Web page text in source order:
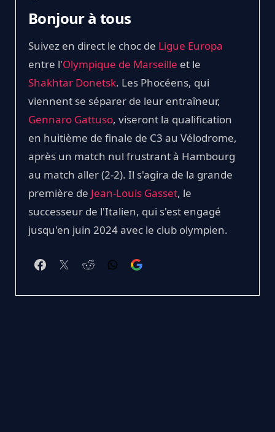
Bonjour à tous
Suivez en direct le choc de Ligue Europa
entre l'Olympique de Marseille et le
Shakhtar Donetsk. Les Phocéens, qui
viennent se séparer de leur entraîneur,
Gennaro Gattuso, viseront la qualification
en huitième de finale de C3 au Vélodrome,
après un match nul frustrant à Hambourg
au match aller (2-2). Il s'agira de la grande
première de Jean-Louis Gasset, le
successeur de l'Italien, qui s'est engagé
jusqu'en juin 2024 avec le club olympien.